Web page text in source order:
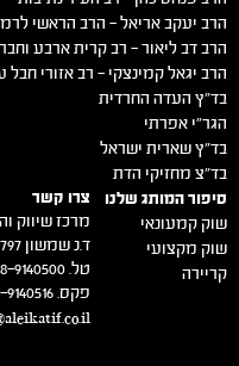
הרב יעקב אריאל – הרב הראשי
הרב דב ליאור – רב קרית ארבע
הרב יגאל קמינצקי – רב אזורי חבל
בד"ץ העדה החרדית
הגר"י אפרתי
בד"ץ שארית ישראל
בד"צ מחזיקי הדת
סיפור המותג שלנו
שוק קמעונאי
שוק מקצועי
קריירה
צרו קשר
מרכז שיווק
ד.נ שמשון 99797
טל. 08-9140500
פקס. 08-9140516